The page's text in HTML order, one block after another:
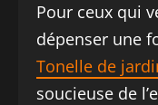
Pour ceux qui
dépenser une
Tonelle de
soucieuse de